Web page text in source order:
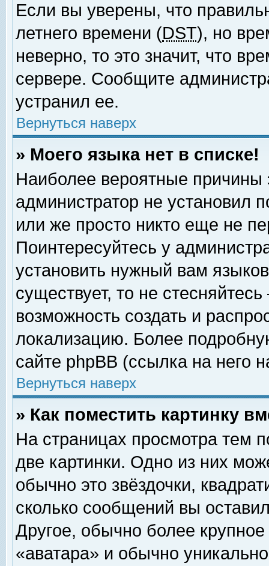
Если вы уверены, что
летнего времени (DST), но
неверно, то это значит, что
сервере. Сообщите
устранил ее.
Вернуться наверх
» Моего языка нет в списке!
Наиболее вероятные причины
администратор не установил
или же просто никто еще не
Поинтересуйтесь у
установить нужный вам
существует, то не
возможность создать и
локализацию. Более
сайте phpBB (ссылка на него
Вернуться наверх
» Как поместить картинку
На страницах просмотра тем
две картинки. Одно из них
обычно это звёздочки,
сколько сообщений вы
Другое, обычно более
«аватара» и обычно